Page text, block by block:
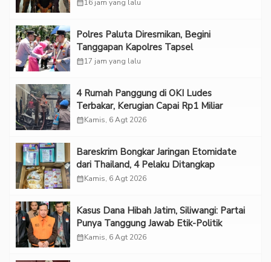
calendar_month16 jam yang lalu
Polres Paluta Diresmikan, Begini
Tanggapan Kapolres Tapsel
calendar_month17 jam yang lalu
‎4 Rumah Panggung di OKI Ludes
Terbakar, Kerugian Capai Rp1 Miliar
calendar_monthKamis, 6 Agt 2026
Bareskrim Bongkar Jaringan Etomidate
dari Thailand, 4 Pelaku Ditangkap
calendar_monthKamis, 6 Agt 2026
Kasus Dana Hibah Jatim, Siliwangi: Partai
Punya Tanggung Jawab Etik-Politik
calendar_monthKamis, 6 Agt 2026